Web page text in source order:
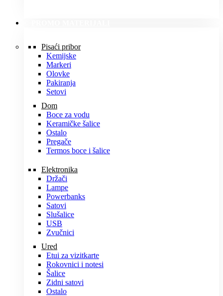
Pisaći pribor
Kemijske
Markeri
Olovke
Pakiranja
Setovi
Dom
Boce za vodu
Keramičke šalice
Ostalo
Pregače
Termos boce i šalice
Elektronika
Držači
Lampe
Powerbanks
Satovi
Slušalice
USB
Zvučnici
Ured
Etui za vizitkarte
Rokovnici i notesi
Šalice
Zidni satovi
Ostalo